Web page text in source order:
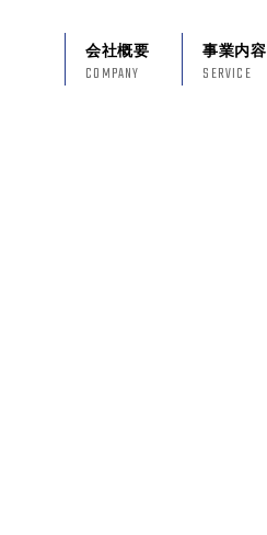
会社概要
COMPANY
事業内容
SERVICE